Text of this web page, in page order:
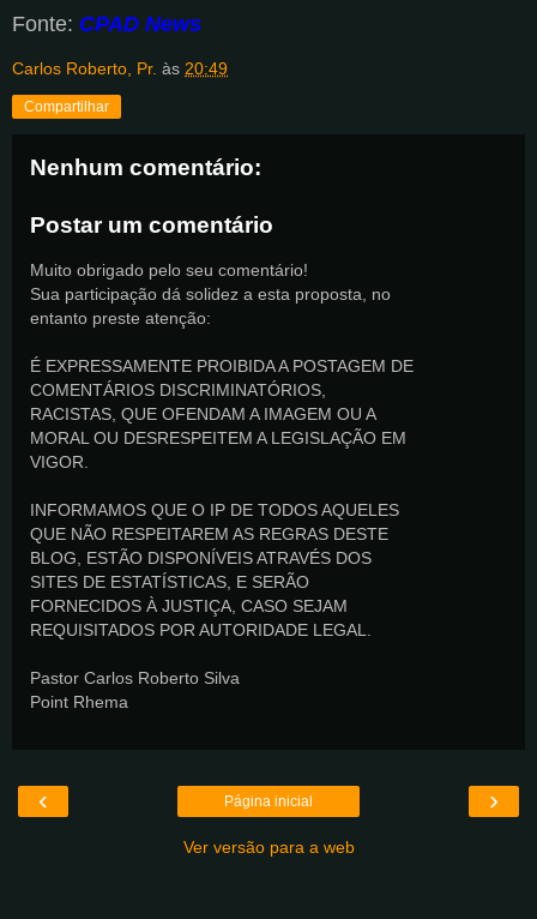
Fonte: CPAD News
Carlos Roberto, Pr. às 20:49
Compartilhar
Nenhum comentário:
Postar um comentário
Muito obrigado pelo seu comentário!
Sua participação dá solidez a esta proposta, no
entanto preste atenção:
É EXPRESSAMENTE PROIBIDA A POSTAGEM DE
COMENTÁRIOS DISCRIMINATÓRIOS,
RACISTAS, QUE OFENDAM A IMAGEM OU A
MORAL OU DESRESPEITEM A LEGISLAÇÃO EM
VIGOR.
INFORMAMOS QUE O IP DE TODOS AQUELES
QUE NÃO RESPEITAREM AS REGRAS DESTE
BLOG, ESTÃO DISPONÍVEIS ATRAVÉS DOS
SITES DE ESTATÍSTICAS, E SERÃO
FORNECIDOS À JUSTIÇA, CASO SEJAM
REQUISITADOS POR AUTORIDADE LEGAL.
Pastor Carlos Roberto Silva
Point Rhema
‹ ›
Página inicial
Ver versão para a web